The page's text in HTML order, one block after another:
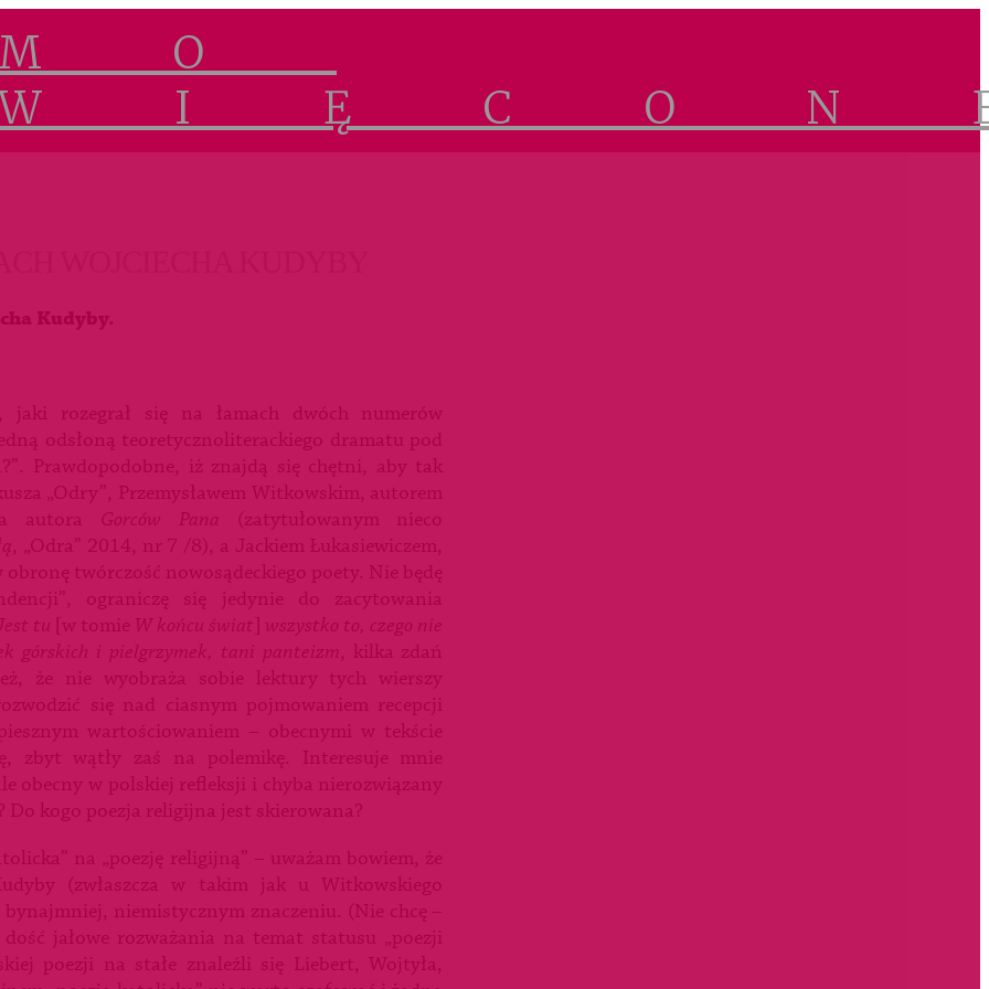
WOJCIECHA KUDYBY
Kudyby.
jaki rozegrał się na łamach dwóch numerów
odsłoną teoretycznoliterackiego dramatu pod
Prawdopodobne, iż znajdą się chętni, aby tak
„Odry”, Przemysławem Witkowskim, autorem
autora Gorców Pana
(zatytułowanym nieco
, „Odra” 2014, nr 7 /8), a Jackiem Łukasiewiczem,
twórczość nowosądeckiego poety. Nie będę
ograniczę się jedynie do zacytowania
tu [w tomie W końcu świat] wszystko to, czego nie
górskich i pielgrzymek, tani panteizm, kilka zdań
że nie wyobraża sobie lektury tych wierszy
się nad ciasnym pojmowaniem recepcji
wartościowaniem – obecnymi w tekście
zbyt wątły zaś na polemikę. Interesuje mnie
obecny w polskiej refleksji i chyba nierozwiązany
kogo poezja religijna jest skierowana?
na „poezję religijną” – uważam bowiem, że
(zwłaszcza w takim jak u Witkowskiego
niemistycznym znaczeniu. (Nie chcę –
jałowe rozważania na temat statusu „poezji
poezji na stałe znaleźli się Liebert, Wojtyła,